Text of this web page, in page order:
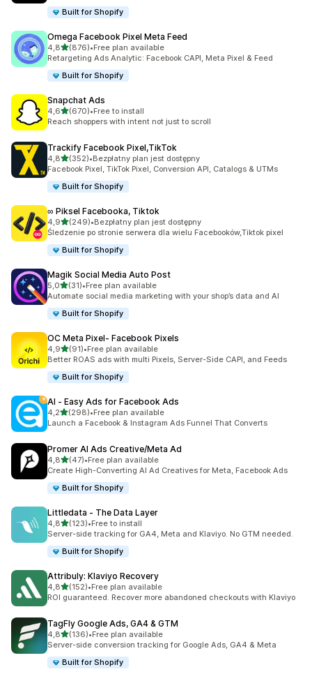
Built for Shopify
Omega Facebook Pixel Meta Feed
4,8na 5 gwiazdek
(876)
Łączna liczba recenzji: 876
•Free plan available
Retargeting Ads Analytic: Facebook CAPI, Meta Pixel & Feed
Built for Shopify
Snapchat Ads
4,6na 5 gwiazdek
(670)
Łączna liczba recenzji: 670
•Free to install
Reach shoppers with intent not just to scroll
Trackify Facebook Pixel,TikTok
4,8na 5 gwiazdek
(352)
Łączna liczba recenzji: 352
•Bezpłatny plan jest dostępny
Facebook Pixel, TikTok Pixel, Conversion API, Catalogs & UTMs
Built for Shopify
∞ Piksel Facebooka, Tiktok
4,9na 5 gwiazdek
(249)
Łączna liczba recenzji: 249
•Bezpłatny plan jest dostępny
Śledzenie po stronie serwera dla wielu Facebooków,Tiktok pixel
Built for Shopify
Magik Social Media Auto Post
5,0na 5 gwiazdek
(31)
Łączna liczba recenzji: 31
•Free plan available
Automate social media marketing with your shop’s data and AI
Built for Shopify
OC Meta Pixel‑ Facebook Pixels
4,9na 5 gwiazdek
(91)
Łączna liczba recenzji: 91
•Free plan available
Better ROAS ads with multi Pixels, Server-Side CAPI, and Feeds
Built for Shopify
AI ‑ Easy Ads for Facebook Ads
4,2na 5 gwiazdek
(298)
Łączna liczba recenzji: 298
•Free plan available
Launch a Facebook & Instagram Ads Funnel That Converts
Promer AI Ads Creative/Meta Ad
4,8na 5 gwiazdek
(47)
Łączna liczba recenzji: 47
•Free plan available
Create High-Converting AI Ad Creatives for Meta, Facebook Ads
Built for Shopify
Littledata ‑ The Data Layer
4,8na 5 gwiazdek
(123)
Łączna liczba recenzji: 123
•Free to install
Server-side tracking for GA4, Meta and Klaviyo. No GTM needed.
Built for Shopify
Attribuly: Klaviyo Recovery
4,8na 5 gwiazdek
(152)
Łączna liczba recenzji: 152
•Free plan available
ROI guaranteed. Recover more abandoned checkouts with Klaviyo
TagFly Google Ads, GA4 & GTM
4,8na 5 gwiazdek
(136)
Łączna liczba recenzji: 136
•Free plan available
Server-side conversion tracking for Google Ads, GA4 & Meta
Built for Shopify